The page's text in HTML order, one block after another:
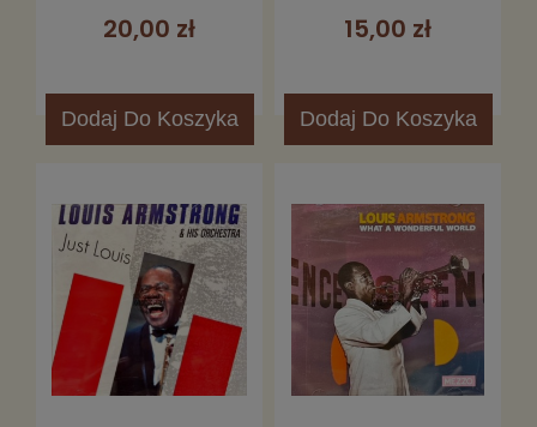
20,00 zł
Dodaj Do Koszyka
15,00 zł
Dodaj Do Koszyka